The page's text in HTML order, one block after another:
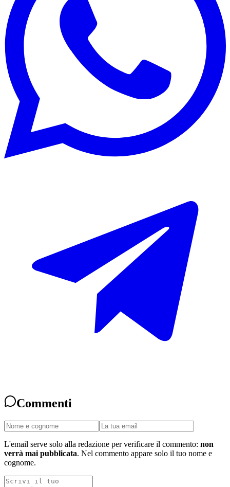
Commenti
L'email serve solo alla redazione per verificare il commento: non
verrà mai pubblicata. Nel commento appare solo il tuo nome e
cognome.